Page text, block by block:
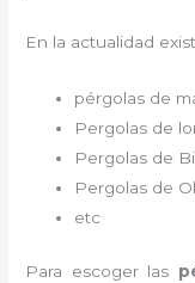
En la actualidad
pérgolas de
Pergolas de
Pergolas de
Pergolas de
etc
Para escoger las